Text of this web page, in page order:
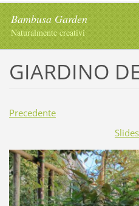
Bambusa Garden
Naturalmente creativi
GIARDINO
Precedente